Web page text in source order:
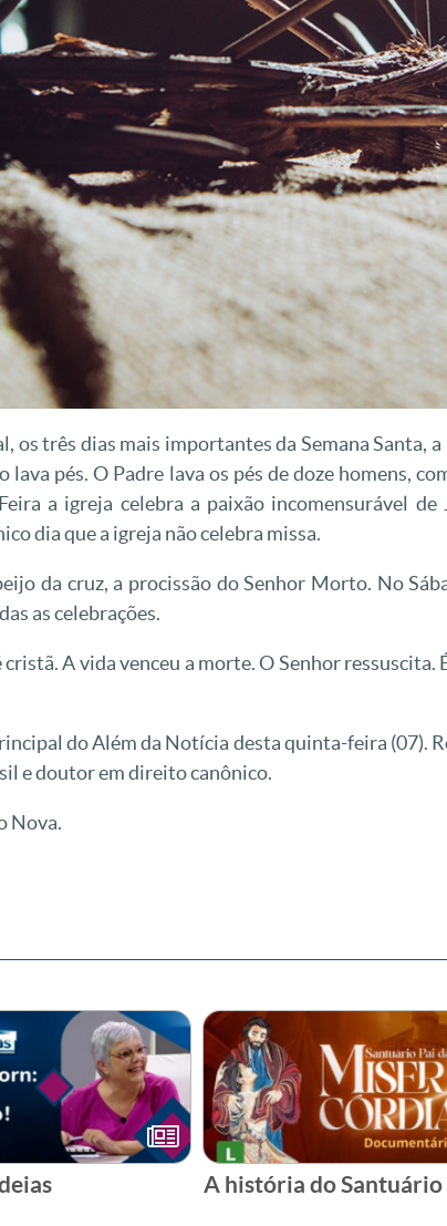
os três dias mais importantes da Semana Santa,
pés. O Padre lava os pés de doze homens,
a igreja celebra a paixão incomensurável
dia que a igreja não celebra missa.
da cruz, a procissão do Senhor Morto. No
as celebrações.
A vida venceu a morte. O Senhor ressuscita.
do Além da Notícia desta quinta-feira (07).
e doutor em direito canônico.
Nova.